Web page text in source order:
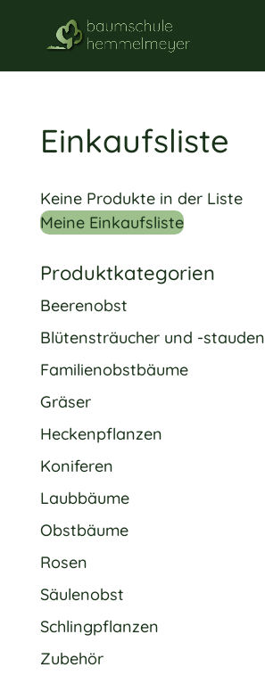
Einkaufsliste
Keine Produkte in der Liste
Meine Einkaufsliste
Produktkategorien
Beerenobst
Blütensträucher und -stauden
Familienobstbäume
Gräser
Heckenpflanzen
Koniferen
Laubbäume
Obstbäume
Rosen
Säulenobst
Schlingpflanzen
Zubehör